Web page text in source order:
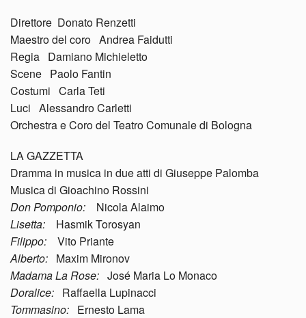
Direttore Donato Renzetti
Maestro del coro Andrea Faidutti
Regia Damiano Michieletto
Scene Paolo Fantin
Costumi Carla Teti
Luci Alessandro Carletti
Orchestra e Coro del Teatro Comunale di Bologna
LA GAZZETTA
Dramma in musica in due atti di Giuseppe Palomba
Musica di Gioachino Rossini
Don Pomponio: Nicola Alaimo
Lisetta: Hasmik Torosyan
Filippo: Vito Priante
Alberto: Maxim Mironov
Madama La Rose: José Maria Lo Monaco
Doralice: Raffaella Lupinacci
Tommasino: Ernesto Lama